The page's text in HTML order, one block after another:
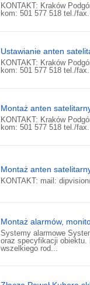
KONTAKT: Kraków
kom: 501 577 518 tel./
Ustawianie anten
KONTAKT: Kraków
kom: 501 577 518 tel./
Montaż anten
KONTAKT: Kraków
kom: 501 577 518 tel./
Montaż anten
KONTAKT: mail:
Montaż alarmów,
Systemy alarmowe
oraz specyfikacji obiektu.
wszelkiego rod...